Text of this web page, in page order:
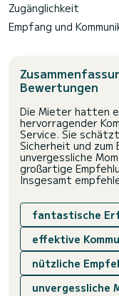
Zugänglichkeit
Empfang und
Bewertungen
Die Mieter hatten
hervorragender
Service. Sie
Sicherheit und
unvergessliche
großartige
Insgesamt
fantastische
effektive
nützliche
unvergessliche